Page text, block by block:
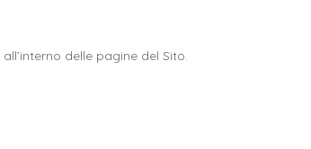
delle pagine del Sito.